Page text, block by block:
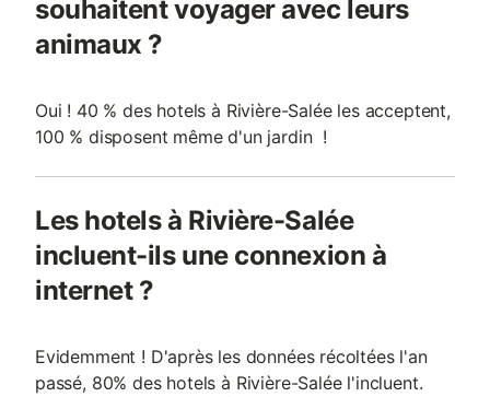
souhaitent voyager avec leurs
animaux ?
Oui ! 40 % des hotels à Rivière-Salée les acceptent,
100 % disposent même d'un jardin !
Les hotels à Rivière-Salée
incluent-ils une connexion à
internet ?
Evidemment ! D'après les données récoltées l'an
passé, 80% des hotels à Rivière-Salée l'incluent.